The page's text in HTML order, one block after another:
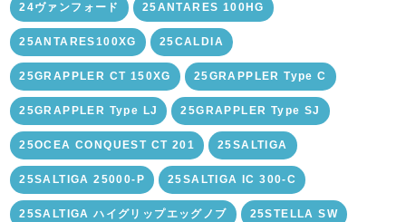
24ヴァンフォード 25ANTARES 100HG
25ANTARES100XG 25CALDIA
25GRAPPLER CT 150XG 25GRAPPLER Type C
25GRAPPLER Type LJ 25GRAPPLER Type SJ
25OCEA CONQUEST CT 201 25SALTIGA
25SALTIGA 25000-P 25SALTIGA IC 300-C
25SALTIGA ハイグリップエッグノブ 25STELLA SW